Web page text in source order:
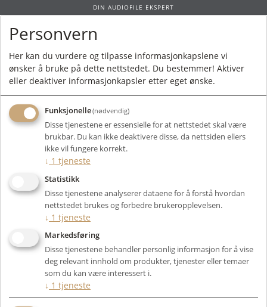
DIN AUDIOFILE EKSPERT
Forside / Produkter/ Høyttalere / Passive Høyttalere / Gulvstående
Børresen T5 CRYO
Personvern
Her kan du vurdere og tilpasse informasjonkapslene vi
ønsker å bruke på dette nettstedet. Du bestemmer! Aktiver
eller deaktiver informasjonkapsler etter eget ønske.
Funksjonelle(nødvendig)
Disse tjenestene er essensielle for at nettstedet skal være
brukbar. Du kan ikke deaktivere disse, da nettsiden ellers
ikke vil fungere korrekt.
↓ 1 tjeneste
Statistikk
Disse tjenestene analyserer dataene for å forstå hvordan
nettstedet brukes og forbedre brukeropplevelsen.
↓ 1 tjeneste
Markedsføring
Disse tjenestene behandler personlig informasjon for å vise
deg relevant innhold om produkter, tjenester eller temaer
som du kan være interessert i.
↓ 1 tjeneste